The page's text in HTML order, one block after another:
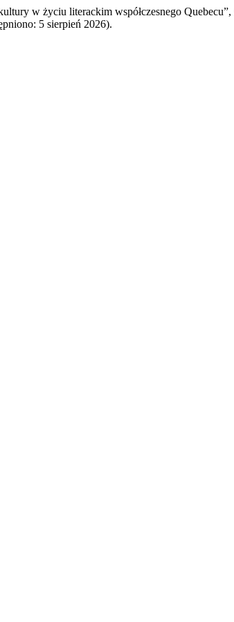
w życiu literackim współczesnego Quebecu”,
5 sierpień 2026).